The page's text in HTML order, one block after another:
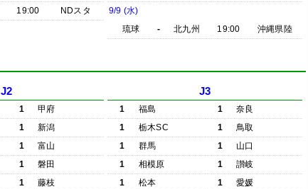
19:00 NDスタ
9/9 (水)
琉球
- 北九州 19:00 沖縄県陸
J2
1
甲府
1
新潟
1
富山
1
磐田
1
藤枝
J3
1 福島 1
奈良
1
栃木SC 1
鳥取
1
群馬 1
山口
1
相模原 1
讃岐
1
松本 1
愛媛